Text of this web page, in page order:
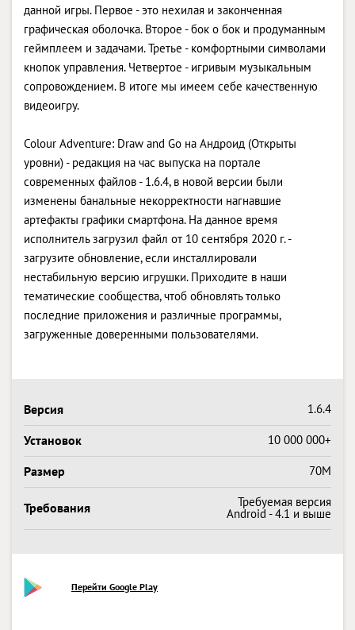
данной игры. Первое - это нехилая и законченная
графическая оболочка. Второе - бок о бок и продуманным
геймплеем и задачами. Третье - комфортными символами
кнопок управления. Четвертое - игривым музыкальным
сопровождением. В итоге мы имеем себе качественную
видеоигру.
Colour Adventure: Draw and Go на Андроид (Открыты
уровни) - редакция на час выпуска на портале
современных файлов - 1.6.4, в новой версии были
изменены банальные некорректности нагнавшие
артефакты графики смартфона. На данное время
исполнитель загрузил файл от 10 сентября 2020 г. -
загрузите обновление, если инсталлировали
нестабильную версию игрушки. Приходите в наши
тематические сообщества, чтоб обновлять только
последние приложения и различные программы,
загруженные доверенными пользователями.
Версия 1.6.4
Установок 10 000 000+
Размер 70M
Требования Требуемая версия
Android - 4.1 и выше
Перейти Google Play